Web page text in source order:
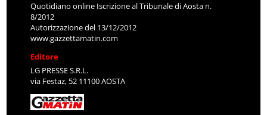
Quotidiano online Iscrizione al Tribunale di Aosta n.
8/2012
Autorizzazione del 13/12/2012
www.gazzettamatin.com
Editore
LG PRESSE S.R.L.
via Festaz, 52 11100 AOSTA